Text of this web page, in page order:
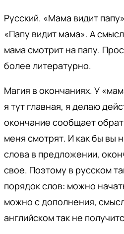
Русский. «Мама видит
«Папу видит мама». А
мама смотрит на папу.
более литературно.
Магия в окончаниях. У
я тут главная, я делаю
окончание сообщает
меня смотрят. И как бы вы
слова в предложении,
свое. Поэтому в русском
порядок слов: можно
можно с дополнения,
английском так не